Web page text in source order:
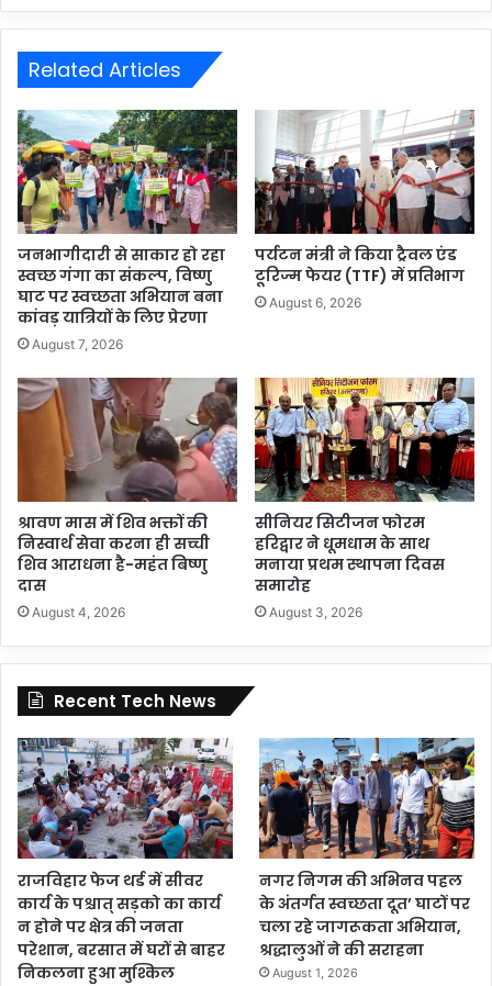
Related Articles
जनभागीदारी से साकार हो रहा
स्वच्छ गंगा का संकल्प, विष्णु
घाट पर स्वच्छता अभियान बना
कांवड़ यात्रियों के लिए प्रेरणा
August 7, 2026
पर्यटन मंत्री ने किया ट्रैवल एंड
टूरिज्म फेयर (TTF) में प्रतिभाग
August 6, 2026
श्रावण मास में शिव भक्तों की
निस्वार्थ सेवा करना ही सच्ची
शिव आराधना है-महंत बिष्णु
दास
August 4, 2026
सीनियर सिटीजन फोरम
हरिद्वार ने धूमधाम के साथ
मनाया प्रथम स्थापना दिवस
समारोह
August 3, 2026
Recent Tech News
राजविहार फेज थर्ड में सीवर
कार्य के पश्चात् सड़को का कार्य
न होने पर क्षेत्र की जनता
परेशान, बरसात में घरों से बाहर
निकलना हुआ मुश्किल
नगर निगम की अभिनव पहल
के अंतर्गत स्वच्छता दूत’ घाटों पर
चला रहे जागरूकता अभियान,
श्रद्धालुओं ने की सराहना
August 1, 2026